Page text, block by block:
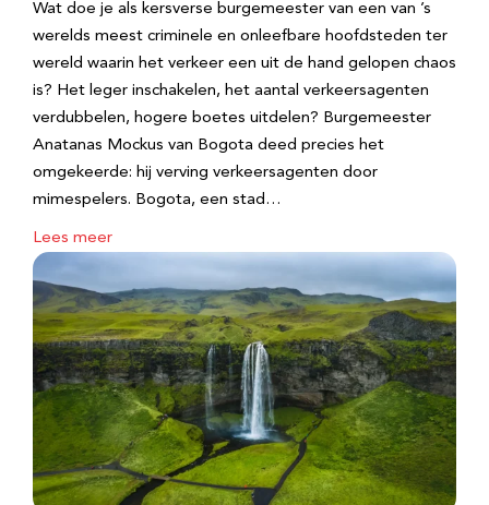
Wat doe je als kersverse burgemeester van een van ’s
werelds meest criminele en onleefbare hoofdsteden ter
wereld waarin het verkeer een uit de hand gelopen chaos
is? Het leger inschakelen, het aantal verkeersagenten
verdubbelen, hogere boetes uitdelen? Burgemeester
Anatanas Mockus van Bogota deed precies het
omgekeerde: hij verving verkeersagenten door
mimespelers. Bogota, een stad…
Lees meer